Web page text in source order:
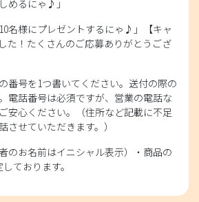
めるにゃ♪」
名様にプレゼントするにゃ♪」【キャ
た！たくさんのご応募ありがとうござ
番号を1つ書いてください。送付の際の
電話番号は必須ですが、営業の電話な
安心ください。（住所など記載に不足
させていただきます。）
のお名前はイニシャル表示）・商品の
ております。